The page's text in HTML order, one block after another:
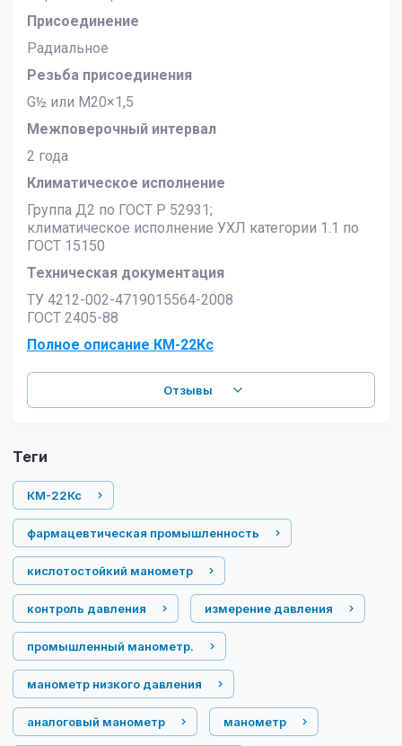
Присоединение
Радиальное
Резьба присоединения
G½ или M20×1,5
Межповерочный интервал
2 года
Климатическое исполнение
Группа Д2 по ГОСТ Р 52931;
климатическое исполнение УХЛ категории 1.1 по
ГОСТ 15150
Техническая документация
ТУ 4212-002-4719015564-2008
ГОСТ 2405-88
Полное описание КМ-22Кс
Отзывы
теги
КМ-22Кс
фармацевтическая промышленность
кислотостойкий манометр
контроль давления измерение давления
промышленный манометр.
манометр низкого давления
аналоговый манометр манометр